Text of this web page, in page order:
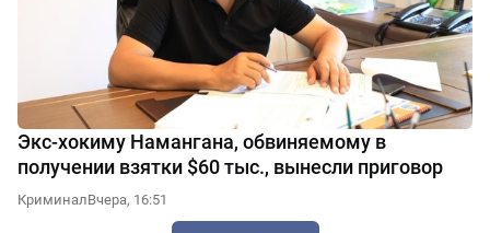
Экс-хокиму Намангана, обвиняемому в
получении взятки $60 тыс., вынесли приговор
КриминалВчера, 16:51